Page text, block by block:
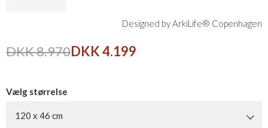
Designed by ArkiLife® Copenhagen
DKK 8.970DKK 4.199
Vælg størrelse
120 x 46 cm